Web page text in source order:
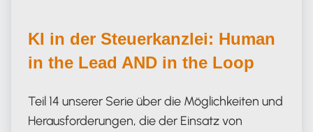
KI in der Steuerkanzlei: Human
in the Lead AND in the Loop
Teil 14 unserer Serie über die Möglichkeiten und
Herausforderungen, die der Einsatz von